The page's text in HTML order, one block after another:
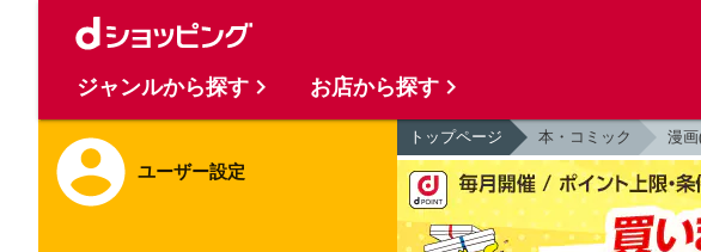
ユーザー設定
トップページ 本・コミック 漫
ジャンルから探す お店から探す